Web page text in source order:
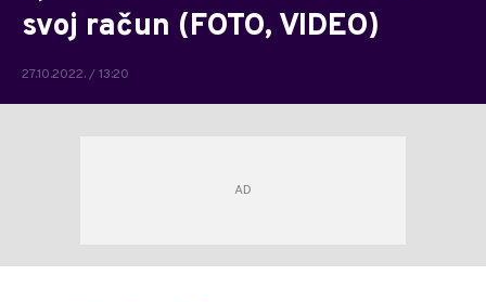
svoj račun (FOTO, VIDEO)
27.10.2022. / 13:20